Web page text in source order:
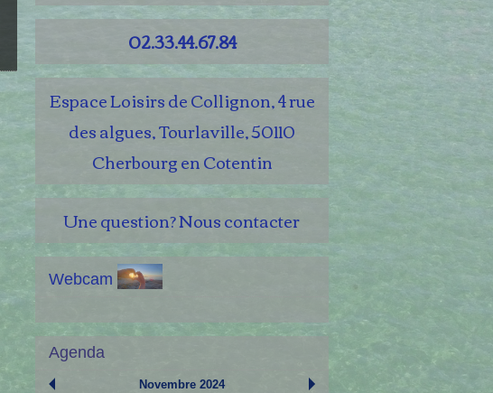
02.33.44.67.84
Espace Loisirs de Collignon, 4 rue
des algues, Tourlaville, 50110
Cherbourg en Cotentin
Une question? Nous contacter
Webcam
Agenda
Novembre 2024